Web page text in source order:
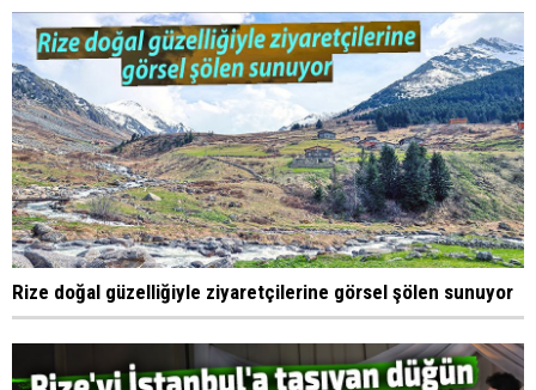
Rize doğal güzelliğiyle ziyaretçilerine görsel şölen sunuyor